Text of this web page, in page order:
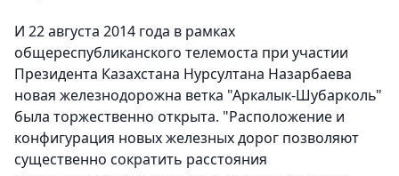
И 22 августа 2014 года в рамках
общереспубликанского телемоста при участии
Президента Казахстана Нурсултана Назарбаева
новая железнодорожна ветка "Аркалык-Шубарколь"
была торжественно открыта. "Расположение и
конфигурация новых железных дорог позволяют
существенно сократить расстояния